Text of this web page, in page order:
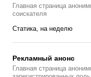
Главная страницa
соискателя
Статика, на неделю
Рекламный анонс
Главная страница